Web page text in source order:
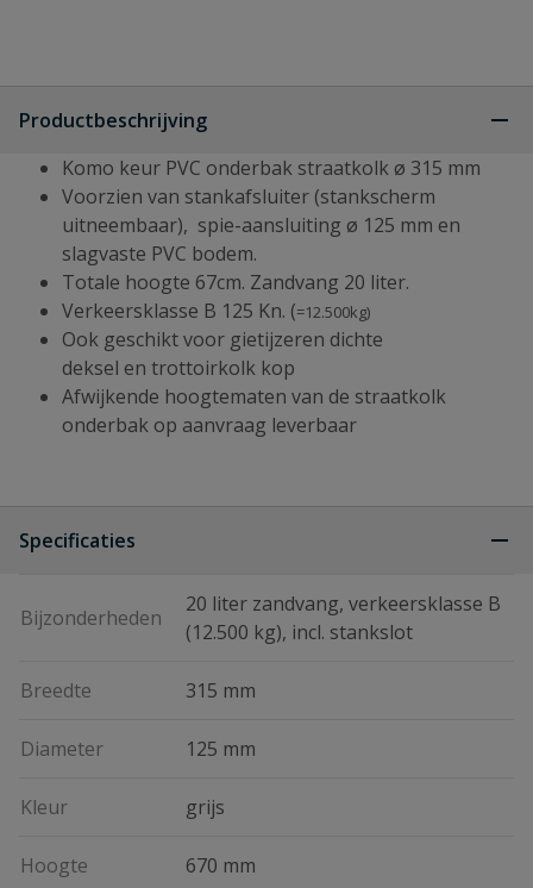
Productbeschrijving
Komo keur PVC onderbak straatkolk ø 315 mm
Voorzien van stankafsluiter (stankscherm
uitneembaar), spie-aansluiting ø 125 mm en
slagvaste PVC bodem.
Totale hoogte 67cm. Zandvang 20 liter.
Verkeersklasse B 125 Kn. (=12.500kg)
Ook geschikt voor gietijzeren dichte
deksel en trottoirkolk kop
Afwijkende hoogtematen van de straatkolk
onderbak op aanvraag leverbaar
Specificaties
Bijzonderheden
20 liter zandvang, verkeersklasse B
(12.500 kg), incl. stankslot
Breedte 315 mm
Diameter 125 mm
Kleur grijs
Hoogte 670 mm